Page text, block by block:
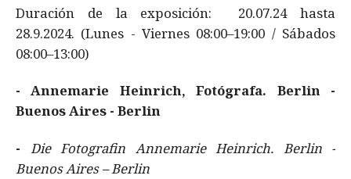
Duración de la exposición: 20.07.24 hasta
28.9.2024. (Lunes - Viernes 08:00–19:00 / Sábados
08:00–13:00)
- Annemarie Heinrich, Fotógrafa. Berlin -
Buenos Aires - Berlin
- Die Fotografin Annemarie Heinrich. Berlin -
Buenos Aires – Berlin